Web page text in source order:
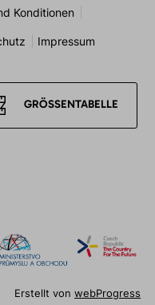
Konditionen
Impressum
GRÖSSENTABELLE
Erstellt vonwebProgress